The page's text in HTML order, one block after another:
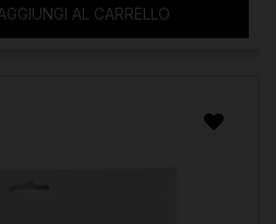
AL CARRELLO